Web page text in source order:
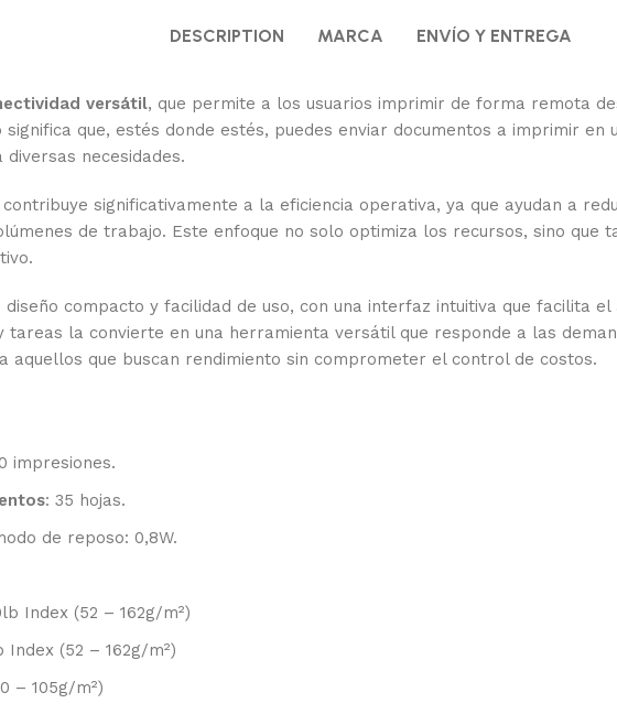
DESCRIPTION MARCA ENVÍO Y ENTREGA
versátil, que permite a los usuarios imprimir de forma remota
significa que, estés donde estés, puedes enviar documentos a imprimir
necesidades.
contribuye significativamente a la eficiencia operativa, ya que ayudan a
de trabajo. Este enfoque no solo optimiza los recursos, sino
compacto y facilidad de uso, con una interfaz intuitiva que facilita
la convierte en una herramienta versátil que responde a las
que buscan rendimiento sin comprometer el control de costos.
impresiones.
: 35 hojas.
de reposo: 0,8W.
Index (52 – 162g/m²)
(52 – 162g/m²)
– 105g/m²)